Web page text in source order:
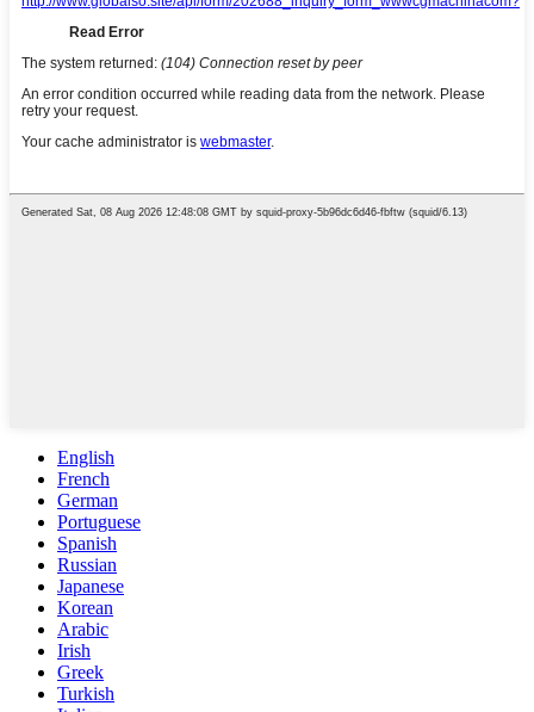
English
French
German
Portuguese
Spanish
Russian
Japanese
Korean
Arabic
Irish
Greek
Turkish